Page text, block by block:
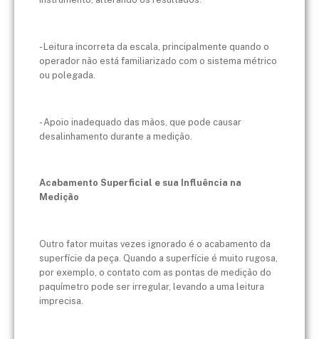
- Leitura incorreta da escala, principalmente quando o
operador não está familiarizado com o sistema métrico
ou polegada.
- Apoio inadequado das mãos, que pode causar
desalinhamento durante a medição.
Acabamento Superficial e sua Influência na
Medição
Outro fator muitas vezes ignorado é o acabamento da
superfície da peça. Quando a superfície é muito rugosa,
por exemplo, o contato com as pontas de medição do
paquímetro pode ser irregular, levando a uma leitura
imprecisa.